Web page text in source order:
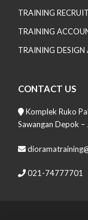
TRAINING
TRAINING
TRAINING DESIGN
CONTACT US
Komplek Ruko
Sawangan Depok –
021-74777701